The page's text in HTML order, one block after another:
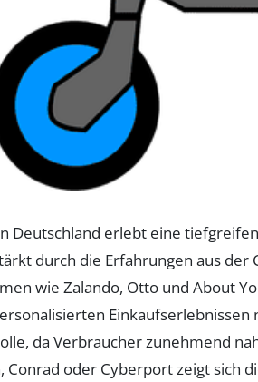
Deutschland erlebt eine
durch die Erfahrungen aus
wie Zalando, Otto und About
da Verbraucher zunehmend
Conrad oder Cyberport zeigt sich